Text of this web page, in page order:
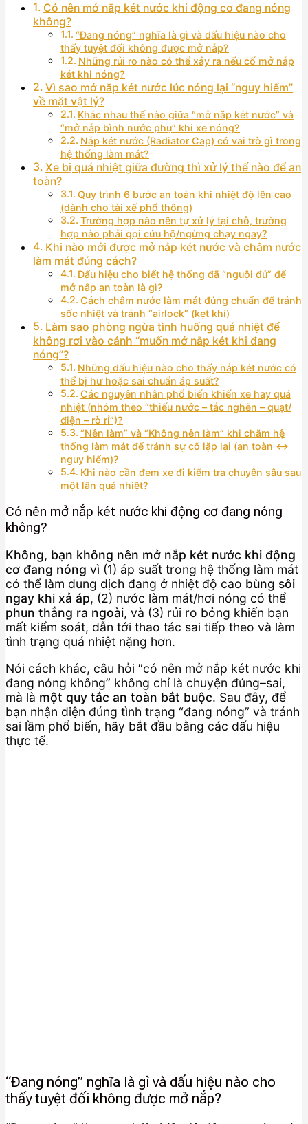
Có nên mở nắp két nước khi động cơ đang nóng
không?
“Đang nóng” nghĩa là gì và dấu hiệu nào cho
thấy tuyệt đối không được mở nắp?
Những rủi ro nào có thể xảy ra nếu cố mở nắp
két khi nóng?
Vì sao mở nắp két nước lúc nóng lại “nguy hiểm”
về mặt vật lý?
Khác nhau thế nào giữa “mở nắp két nước” và
“mở nắp bình nước phụ” khi xe nóng?
Nắp két nước (Radiator Cap) có vai trò gì trong
hệ thống làm mát?
Xe bị quá nhiệt giữa đường thì xử lý thế nào để an
toàn?
Quy trình 6 bước an toàn khi nhiệt độ lên cao
(dành cho tài xế phổ thông)
Trường hợp nào nên tự xử lý tại chỗ, trường
hợp nào phải gọi cứu hộ/ngừng chạy ngay?
Khi nào mới được mở nắp két nước và châm nước
làm mát đúng cách?
Dấu hiệu cho biết hệ thống đã “nguội đủ” để
mở nắp an toàn là gì?
Cách châm nước làm mát đúng chuẩn để tránh
sốc nhiệt và tránh “airlock” (kẹt khí)
Làm sao phòng ngừa tình huống quá nhiệt để
không rơi vào cảnh “muốn mở nắp két khi đang
nóng”?
Những dấu hiệu nào cho thấy nắp két nước có
thể bị hư hoặc sai chuẩn áp suất?
Các nguyên nhân phổ biến khiến xe hay quá
nhiệt (nhóm theo “thiếu nước – tắc nghẽn – quạt/
điện – rò rỉ”)?
“Nên làm” và “Không nên làm” khi chăm hệ
thống làm mát để tránh sự cố lặp lại (an toàn ↔
nguy hiểm)?
Khi nào cần đem xe đi kiểm tra chuyên sâu sau
một lần quá nhiệt?
Có nên mở nắp két nước khi động cơ đang nóng
không?
Không, bạn không nên mở nắp két nước khi động
cơ đang nóng vì (1) áp suất trong hệ thống làm mát
có thể làm dung dịch đang ở nhiệt độ cao bùng sôi
ngay khi xả áp, (2) nước làm mát/hơi nóng có thể
phun thẳng ra ngoài, và (3) rủi ro bỏng khiến bạn
mất kiểm soát, dẫn tới thao tác sai tiếp theo và làm
tình trạng quá nhiệt nặng hơn.
Nói cách khác, câu hỏi “có nên mở nắp két nước khi
đang nóng không” không chỉ là chuyện đúng–sai,
mà là một quy tắc an toàn bắt buộc. Sau đây, để
bạn nhận diện đúng tình trạng “đang nóng” và tránh
sai lầm phổ biến, hãy bắt đầu bằng các dấu hiệu
thực tế.
“Đang nóng” nghĩa là gì và dấu hiệu nào cho
thấy tuyệt đối không được mở nắp?